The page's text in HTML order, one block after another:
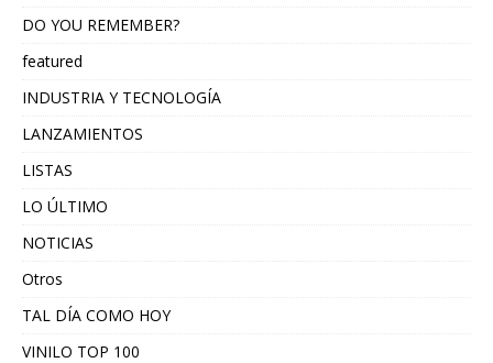
DO YOU REMEMBER?
featured
INDUSTRIA Y TECNOLOGÍA
LANZAMIENTOS
LISTAS
LO ÚLTIMO
NOTICIAS
Otros
TAL DÍA COMO HOY
VINILO TOP 100